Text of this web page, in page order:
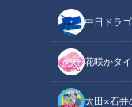
中日ドラ
花咲かタ
太田×石井